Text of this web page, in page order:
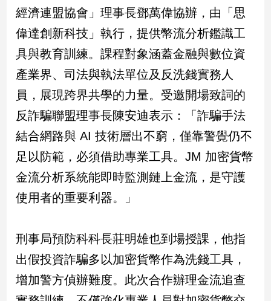
點
娛
樂
娛
樂
星
聞
流
行/
時
尚
生
經濟連盟協會」理事長鄧萬偉協辦，由「思
偉達創新科技」執行，提供幣流分析鑑識工
具與教育訓練。課程對象涵蓋金融與數位資
產業界、司法與執法單位及反洗錢實務人
員，展現跨界共學的力量。受邀開場致詞的
反詐騙聯盟理事長陳安迪表示：「詐騙手法
結合網路與 AI 技術層出不窮，僅靠警覺仍不
足以防範，必須借助專業工具。JM 加密貨幣
金流分析系統能即時監測鏈上金流，是守護
使用者的重要利器。」
刑事局預防科科長莊明雄也到場授課，他指
出假投資詐騙多以加密貨幣作為洗錢工具，
增加警方偵辦難度。此次合作辦理金流追查